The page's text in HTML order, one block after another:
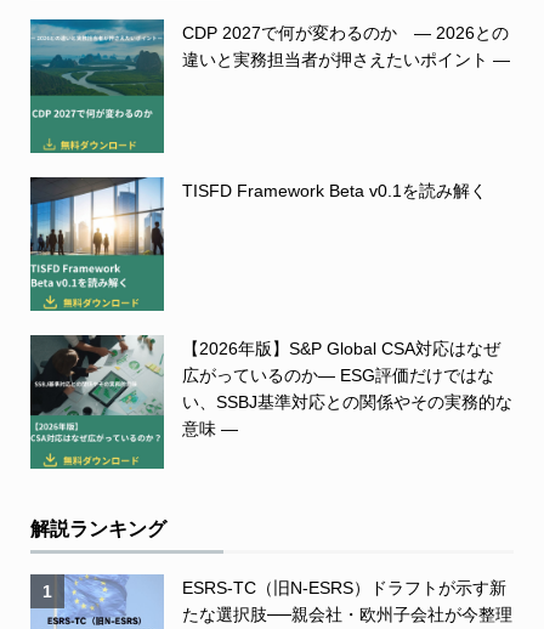
CDP 2027で何が変わるのか ― 2026との
違いと実務担当者が押さえたいポイント ―
TISFD Framework Beta v0.1を読み解く
【2026年版】S&P Global CSA対応はなぜ
広がっているのか― ESG評価だけではな
い、SSBJ基準対応との関係やその実務的な
意味 ―
解説ランキング
1
ESRS-TC（旧N-ESRS）ドラフトが示す新
たな選択肢──親会社・欧州子会社が今整理